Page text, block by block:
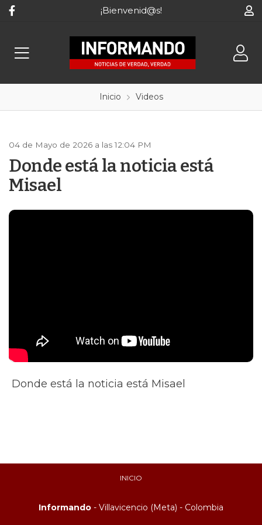
¡Bienvenid@s!
Inicio Videos
04 de Mayo de 2026 a las 12:04 PM
Donde está la noticia está
Misael
Donde está la noticia está Misael
INICIO
Informando - Villavicencio (Meta) - Colombia